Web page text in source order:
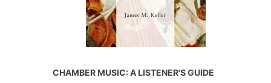
CHAMBER MUSIC: A LISTENER'S GUIDE